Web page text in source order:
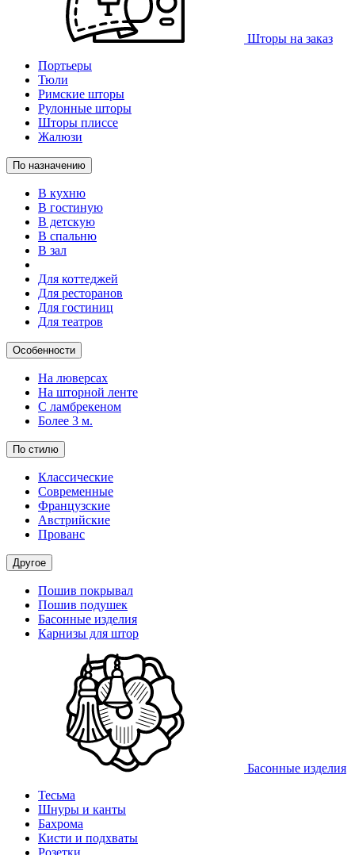
Шторы на заказ
Портьеры
Тюли
Римские шторы
Рулонные шторы
Шторы плиссе
Жалюзи
По назначению
В кухню
В гостиную
В детскую
В спальню
В зал
Для коттеджей
Для ресторанов
Для гостиниц
Для театров
Особенности
На люверсах
На шторной ленте
С ламбрекеном
Более 3 м.
По стилю
Классические
Современные
Французские
Австрийские
Прованс
Другое
Пошив покрывал
Пошив подушек
Басонные изделия
Карнизы для штор
Басонные изделия
Тесьма
Шнуры и канты
Бахрома
Кисти и подхваты
Розетки